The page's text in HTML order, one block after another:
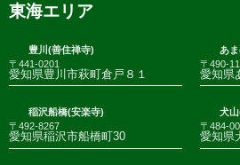
東海エリア
豊川(善住禅寺)
〒441-0201
愛知県豊川市萩町倉戸８１
あ
〒490-
愛知県
稲沢船橋(安楽寺)
〒492-8267
愛知県稲沢市船橋町30
犬
〒484-
愛知県